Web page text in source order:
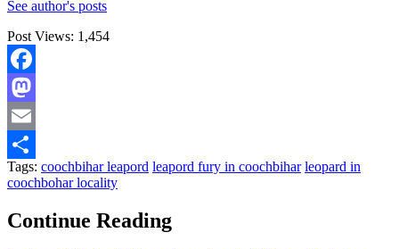
See author's posts
Post Views: 1,454
Facebook
Mastodon
Email
Share
Tags: coochbihar leapord leapord fury in coochbihar leopard in
coochbohar locality
Continue Reading